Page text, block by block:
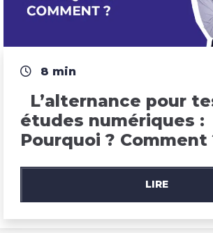
8 min
L’alternance pour
études numériques :
Pourquoi ? Comment
LIRE